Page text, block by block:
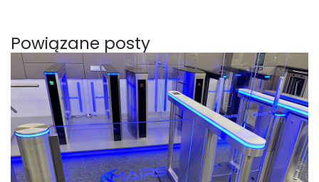
Powiązane posty